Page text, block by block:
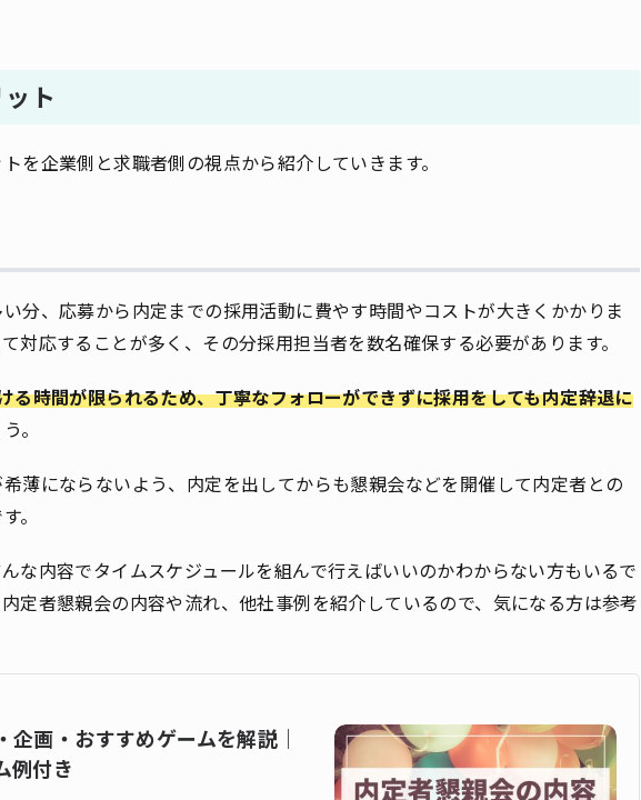
ト
を企業側と求職者側の視点から紹介していきます。
分、応募から内定までの採用活動に費やす時間やコストが大きくかかりま
対応することが多く、その分採用担当者を数名確保する必要があります。
る時間が限られるため、丁寧なフォローができずに採用をしても内定辞退に
。
薄にならないよう、内定を出してからも懇親会などを開催して内定者との
。
な内容でタイムスケジュールを組んで行えばいいのかわからない方もいるで
定者懇親会の内容や流れ、他社事例を紹介しているので、気になる方は参考
画・おすすめゲームを解説｜
例付き